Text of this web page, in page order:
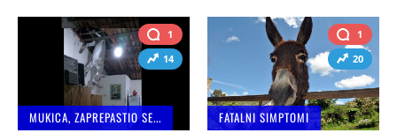
1
14
MUKICA, ZAPREPASTIO SE...
1
20
FATALNI SIMPTOMI